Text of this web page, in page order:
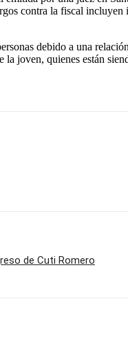
contra la fiscal
debido a una
joven, quienes están
de Cuti Romero